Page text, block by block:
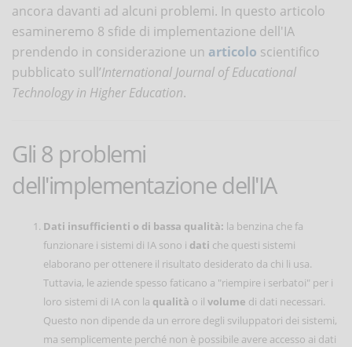
ancora davanti ad alcuni problemi. In questo articolo
esamineremo 8 sfide di implementazione dell'IA
prendendo in considerazione un articolo scientifico
pubblicato sull’International Journal of Educational
Technology in Higher Education.
Gli 8 problemi
dell'implementazione dell'IA
Dati insufficienti o di bassa qualità: la benzina che fa
funzionare i sistemi di IA sono i dati che questi sistemi
elaborano per ottenere il risultato desiderato da chi li usa.
Tuttavia, le aziende spesso faticano a "riempire i serbatoi" per i
loro sistemi di IA con la qualità o il volume di dati necessari.
Questo non dipende da un errore degli sviluppatori dei sistemi,
ma semplicemente perché non è possibile avere accesso ai dati